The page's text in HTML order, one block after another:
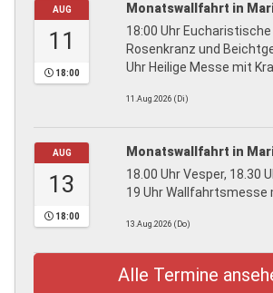
AUG
11
18:00
Monatswallfahrt in
18:00 Uhr
Rosenkranz und
Uhr Heilige Messe mit
11.Aug.2026 (Di)
AUG
13
18:00
Monatswallfahrt in
18.00 Uhr Vesper, 18.30
19 Uhr Wallfahrtsmesse
13.Aug.2026 (Do)
Alle Termine